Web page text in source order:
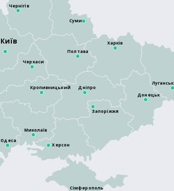
Сімферополь
Київ
Дніпро
Кропивницький
Харків
Полтава
Черкаси
Суми
Чернігів
Запоріжжя
Херсон
Донецьк
Луганськ
Миколаїв
Одеса